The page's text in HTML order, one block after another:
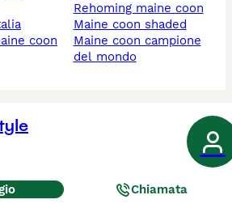
coon
rehoming maine coon
maine coon shaded
maine coon campione
del mondo
Chiamata